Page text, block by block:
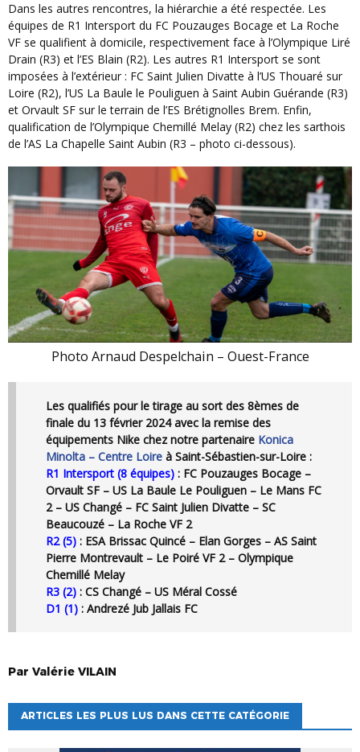
Dans les autres rencontres, la hiérarchie a été respectée. Les
équipes de R1 Intersport du FC Pouzauges Bocage et La Roche
VF se qualifient à domicile, respectivement face à l’Olympique Liré
Drain (R3) et l’ES Blain (R2). Les autres R1 Intersport se sont
imposées à l’extérieur : FC Saint Julien Divatte à l’US Thouaré sur
Loire (R2), l’US La Baule le Pouliguen à Saint Aubin Guérande (R3)
et Orvault SF sur le terrain de l’ES Brétignolles Brem. Enfin,
qualification de l’Olympique Chemillé Melay (R2) chez les sarthois
de l’AS La Chapelle Saint Aubin (R3 – photo ci-dessous).
Photo Arnaud Despelchain – Ouest-France
Les qualifiés pour le tirage au sort des 8èmes de
finale du 13 février 2024 avec la remise des
équipements Nike chez notre partenaire Konica
Minolta – Centre Loire à Saint-Sébastien-sur-Loire :
R1 Intersport (8 équipes) : FC Pouzauges Bocage –
Orvault SF – US La Baule Le Pouliguen – Le Mans FC
2 – US Changé – FC Saint Julien Divatte – SC
Beaucouzé – La Roche VF 2
R2 (5) : ESA Brissac Quincé – Elan Gorges – AS Saint
Pierre Montrevault – Le Poiré VF 2 – Olympique
Chemillé Melay
R3 (2) : CS Changé – US Méral Cossé
D1 (1) : Andrezé Jub Jallais FC
Par Valérie VILAIN
ARTICLES LES PLUS LUS DANS CETTE CATÉGORIE